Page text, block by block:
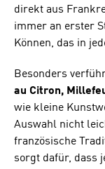
direkt aus
immer an erster
Können, das in
Besonders
au Citron,
wie kleine
Auswahl nicht
französische
sorgt dafür, dass